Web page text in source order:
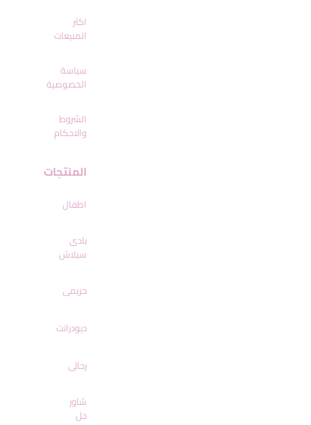
اكثر
المبيعات
سياسة
الخصوصية
الشروط
والاحكام
المنتجات
اطفال
بادى
سبلاش
حريمى
ديودرانت
رجالى
شاور
جل